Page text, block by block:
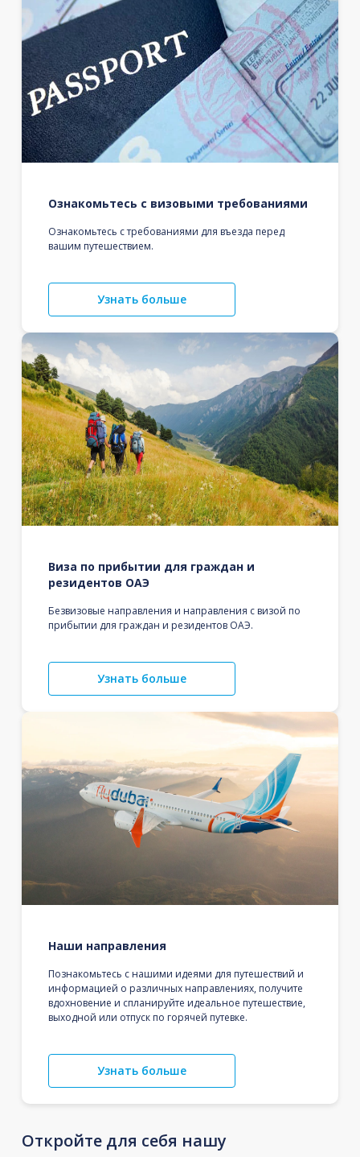
Ознакомьтесь с визовыми требованиями
Ознакомьтесь с требованиями для въезда перед
вашим путешествием.
Узнать больше
Виза по прибытии для граждан и
резидентов ОАЭ
Безвизовые направления и направления с визой по
прибытии для граждан и резидентов ОАЭ.
Узнать больше
Наши направления
Познакомьтесь с нашими идеями для путешествий и
информацией о различных направлениях, получите
вдохновение и спланируйте идеальное путешествие,
выходной или отпуск по горячей путевке.
Узнать больше
Откройте для себя нашу